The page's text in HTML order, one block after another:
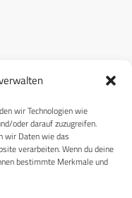
wir Technologien wie
oder darauf zuzugreifen.
wir Daten wie das
verarbeiten. Wenn du deine
bestimmte Merkmale und